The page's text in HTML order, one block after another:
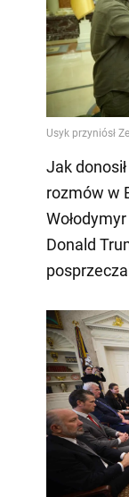
Jak
rozmów w
Donald